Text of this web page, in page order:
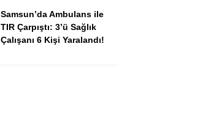
Samsun’da Ambulans ile
TIR Çarpıştı: 3’ü Sağlık
Çalışanı 6 Kişi Yaralandı!